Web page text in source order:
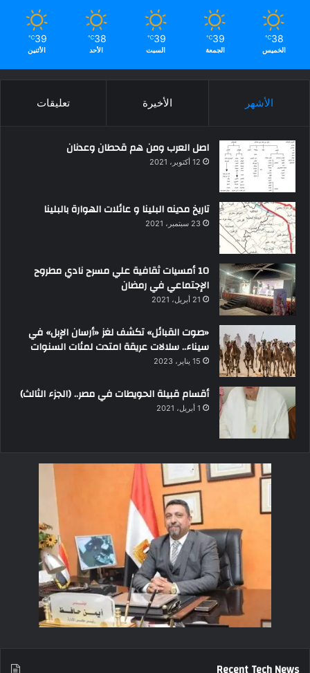
38
℃
الخميس
39
℃
الجمعة
39
℃
السبت
38
℃
الأحد
39
℃
الأثنين
الأشهر الأخيرة تعليقات
اصل العرب ومن هم قحطان وعدنان
12 أكتوبر، 2021
تاريخ مدينه البلينا و عائلات الهوارة بالبلينا
23 سبتمبر، 2021
10 أمسيات ثقافية علي مسرح نادي مطروح
الإجتماعي في رمضان
21 أبريل، 2021
«صوت القبائل» تكشف لغز «أرسان الإبل» في
سيناء.. سلالات عريقة امتدت لمئات السنوات
15 يناير، 2023
أقسام قبيلة الحويطات في مصر.. (الجزء الثالث)
1 أبريل، 2021